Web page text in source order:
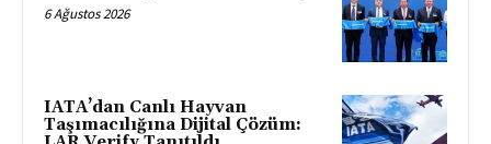
6 Ağustos 2026
IATA’dan Canlı Hayvan
Taşımacılığına Dijital Çözüm: